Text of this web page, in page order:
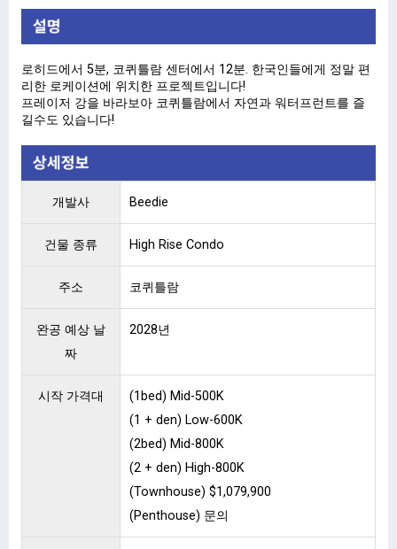
로히드에서 5분, 코퀴틀람 센터에서 12분. 한국인들에게 정말 편
리한 로케이션에 위치한 프로젝트입니다!
프레이저 강을 바라보아 코퀴틀람에서 자연과 워터프런트를 즐
길수도 있습니다!
개발사 Beedie
건물 종류 High Rise Condo
주소 코퀴틀람
완공 예상 날
짜
2028년
시작 가격대
(1bed) Mid-500K
(1 + den) Low-600K
(2bed) Mid-800K
(2 + den) High-800K
(Townhouse) $1,079,900
(Penthouse) 문의